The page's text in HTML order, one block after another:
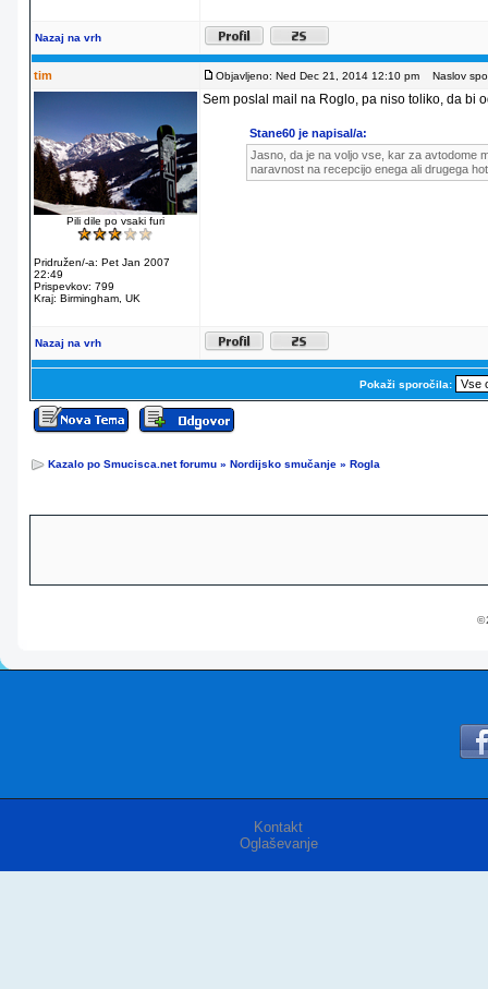
Nazaj na vrh
tim Objavljeno: Ned Dec 21, 2014 12:10 pm Naslov
Pili dile po vsaki furi
Pridružen/-a: Pet Jan 2007
22:49
Prispevkov: 799
Kraj: Birmingham, UK
Sem poslal mail na Roglo, pa niso toliko, da bi
Stane60 je napisal/a:
Jasno, da je na voljo vse, kar za avtodome
naravnost na recepcijo enega ali drugega
Nazaj na vrh
Pokaži sporočila:
Kazalo po Smucisca.net forumu » Nordijsko smučanje » Rogla
©
Kontakt
Oglaševanje